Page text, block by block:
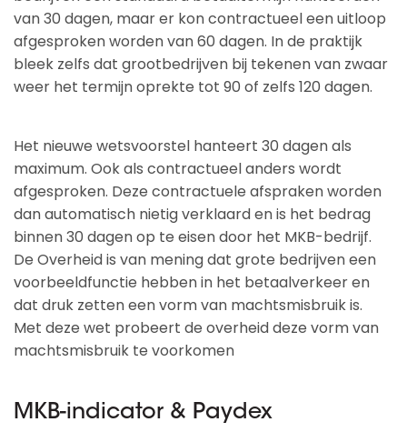
van 30 dagen, maar er kon contractueel een uitloop
afgesproken worden van 60 dagen. In de praktijk
bleek zelfs dat grootbedrijven bij tekenen van zwaar
weer het termijn oprekte tot 90 of zelfs 120 dagen.
Het nieuwe wetsvoorstel hanteert 30 dagen als
maximum. Ook als contractueel anders wordt
afgesproken. Deze contractuele afspraken worden
dan automatisch nietig verklaard en is het bedrag
binnen 30 dagen op te eisen door het MKB-bedrijf.
De Overheid is van mening dat grote bedrijven een
voorbeeldfunctie hebben in het betaalverkeer en
dat druk zetten een vorm van machtsmisbruik is.
Met deze wet probeert de overheid deze vorm van
machtsmisbruik te voorkomen
MKB-indicator & Paydex